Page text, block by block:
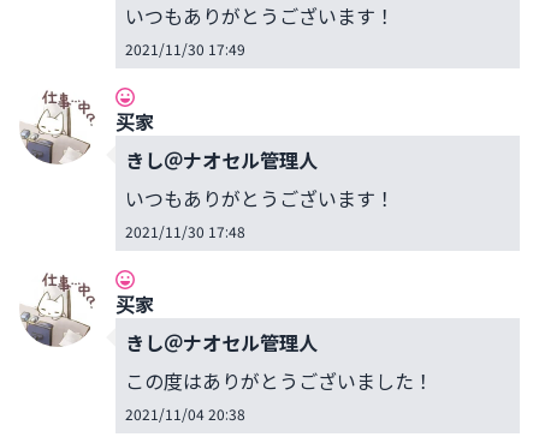
いつもありがとうございます！
2021/11/30 17:49
买家
きし＠ナオセル管理人
いつもありがとうございます！
2021/11/30 17:48
买家
きし＠ナオセル管理人
この度はありがとうございました！
2021/11/04 20:38